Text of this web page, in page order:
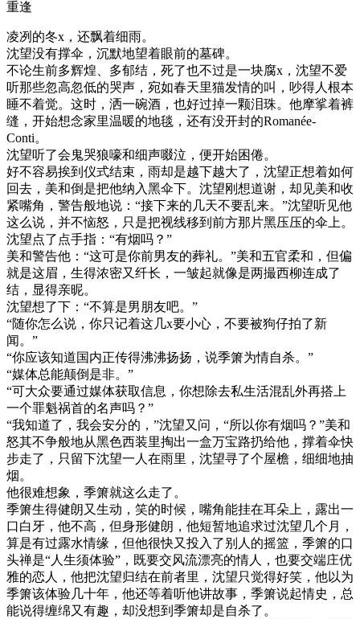
重逢
凌冽的冬x，还飘着细雨。
沈望没有撑伞，沉默地望着眼前的墓碑。
不论生前多辉煌、多郁结，死了也不过是一块腐x，沈望不爱
听那些忽高忽低的哭声，宛如春天里猫发情的叫，吵得人根本
睡不着觉。这时，洒一碗酒，也好过掉一颗泪珠。他摩挲着裤
缝，开始想念家里温暖的地毯，还有没开封的Romanée-
Conti。
沈望听了会鬼哭狼嚎和细声啜泣，便开始困倦。
好不容易挨到仪式结束，雨却是越下越大了，沈望正想着如何
回去，美和倒是把他纳入黑伞下。沈望刚想道谢，却见美和收
紧嘴角，警告般地说：“接下来的几天不要乱来。”沈望听见他
这么说，并不恼怒，只是把视线移到前方那片黑压压的伞上。
沈望点了点手指：“有烟吗？”
美和警告他：“这可是你前男友的葬礼。”美和五官柔和，但偏
就是这眉，生得浓密又纤长，一皱起就像是两撮西柳连成了
结，显得亲昵。
沈望想了下：“不算是男朋友吧。”
“随你怎么说，你只记着这几x要小心，不要被狗仔拍了新
闻。”
“你应该知道国内正传得沸沸扬扬，说季箫为情自杀。”
“媒体总能颠倒是非。”
“可大众要通过媒体获取信息，你想除去私生活混乱外再搭上
一个罪魁祸首的名声吗？”
“我知道了，我会安分的，”沈望又问，“所以你有烟吗？”美和
怒其不争般地从黑色西装里掏出一盒万宝路扔给他，撑着伞快
步走了，只留下沈望一人在雨里，沈望寻了个屋檐，细细地抽
烟。
他很难想象，季箫就这么走了。
季箫生得健朗又生动，笑的时候，嘴角能挂在耳朵上，露出一
口白牙，他不高，但身形健朗，他短暂地追求过沈望几个月，
算是有过露水情缘，但他很快又投入了别人的摇篮，季箫的口
头禅是“人生须体验”，既要交风流漂亮的情人，也要交端庄优
雅的恋人，他把沈望归结在前者里，沈望只觉得好笑，他以为
季箫该体验几十年，他还等着听他讲故事，季箫说起情史，总
能说得缠绵又有趣，却没想到季箫却是自杀了。